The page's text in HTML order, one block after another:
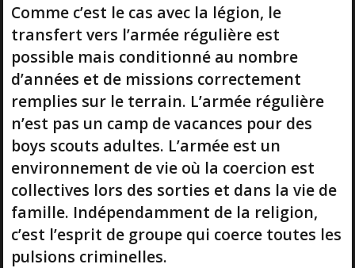
Comme c’est le cas avec la légion, le
transfert vers l’armée régulière est
possible mais conditionné au nombre
d’années et de missions correctement
remplies sur le terrain. L’armée régulière
n’est pas un camp de vacances pour des
boys scouts adultes. L’armée est un
environnement de vie où la coercion est
collectives lors des sorties et dans la vie de
famille. Indépendamment de la religion,
c’est l’esprit de groupe qui coerce toutes les
pulsions criminelles.